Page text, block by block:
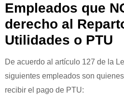
Empleados que
derecho al
Utilidades o PTU
De acuerdo al artículo 127 de la
siguientes empleados son quienes
recibir el pago de PTU: